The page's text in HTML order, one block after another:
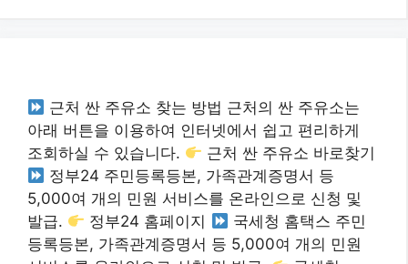
근처 싼 주유소 찾는 방법 근처의 싼 주유소는
아래 버튼을 이용하여 인터넷에서 쉽고 편리하게
조회하실 수 있습니다.
근처 싼 주유소 바로찾기
정부24 주민등록등본, 가족관계증명서 등
5,000여 개의 민원 서비스를 온라인으로 신청 및
발급.
정부24 홈페이지
국세청 홈택스 주민
등록등본, 가족관계증명서 등 5,000여 개의 민원